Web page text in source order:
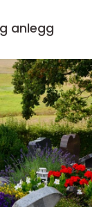
anlegg